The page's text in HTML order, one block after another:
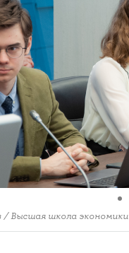
Высшая школа экономики